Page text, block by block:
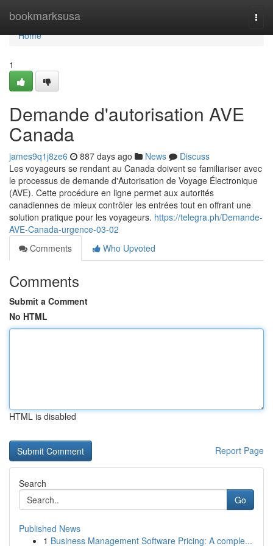
bookmarksusa
Home
Home
1
Demande d'autorisation AVE
Canada
james9q1j8ze6 887 days ago News
Discuss
Les voyageurs se rendant au Canada doivent se familiariser avec
le processus de demande d'Autorisation de Voyage Électronique
(AVE). Cette procédure en ligne permet aux autorités
canadiennes de mieux contrôler les entrées tout en offrant une
solution pratique pour les voyageurs. https://telegra.ph/Demande-
AVE-Canada-urgence-03-02
Comments
Who Upvoted
Comments
Submit a Comment
No HTML
HTML is disabled
Report Page
Search
Go
Published News
1 Business Management Software Pricing: A comple...